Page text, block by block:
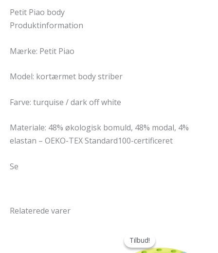
Petit Piao body
Produktinformation
Mærke: Petit Piao
Model: kortærmet body striber
Farve: turquise / dark off white
Materiale: 48% økologisk bomuld, 48% modal, 4%
elastan – OEKO-TEX Standard100-certificeret
Se
Relaterede varer
Tilbud!
Tilbud!